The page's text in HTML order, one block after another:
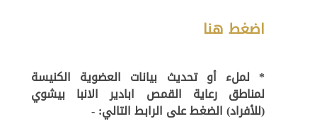
اضغط هنا
* لملء أو تحديث بيانات العضوية الكنيسة
لمناطق رعاية القمص ابادير الانبا بيشوي
(للأفراد) الضغط على الرابط التالي: -